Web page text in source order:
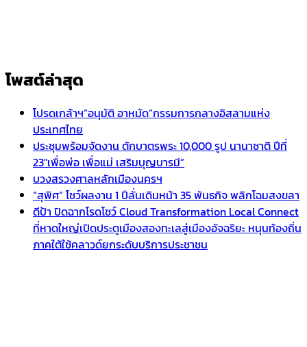
โพสต์ล่าสุด
โปรดเกล้าฯ”อนุมัติ อาหมัด”กรรมการกลางอิสลามแห่ง
ประเทศไทย
ประชุมพร้อมจัดงาน ตักบาตรพระ 10,000 รูป นานาชาติ ปีที่
23″เพื่อพ่อ เพื่อแม่ เสริมบุญบารมี”
บวงสรวงศาลหลักเมืองนครฯ
“สุพิศ” โชว์ผลงาน 1 ปีลั่นเดินหน้า 35 พันธกิจ พลิกโฉมสงขลา
ดีป้า ปิดฉากโรดโชว์ Cloud Transformation Local Connect
ที่หาดใหญ่เปิดประตูเมืองสองทะเลสู่เมืองอัจฉริยะ หนุนท้องถิ่น
ภาคใต้ใช้คลาวด์ยกระดับบริการประชาชน